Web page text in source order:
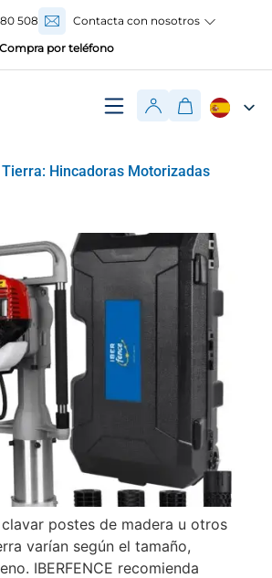
508
Contacta con nosotros
Compra por teléfono
Hincadoras Motorizadas
postes de madera u otros
varían según el tamaño,
IBERFENCE recomienda